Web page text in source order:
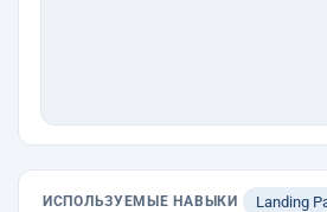
ИСПОЛЬЗУЕМЫЕ НАВЫКИ Landing